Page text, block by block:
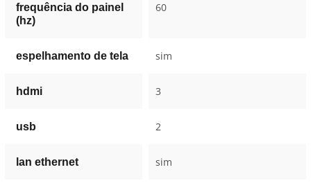
frequência do painel
(hz)
60
espelhamento de tela sim
hdmi 3
usb 2
lan ethernet sim